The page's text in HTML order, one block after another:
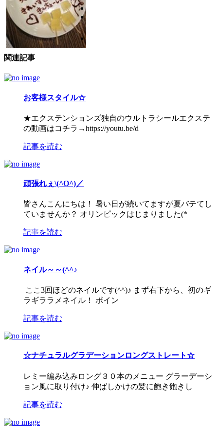
関連記事
お客様スタイル☆
★エクステンションズ独自のウルトラシールエクステ
の動画はコチラ→https://youtu.be/d
記事を読む
頑張れぇ\(^O^)／
皆さんこんにちは！ 暑い日が続いてますが夏バテてし
ていませんか？ オリンピックはじまりました(*
記事を読む
ネイル～～(^^♪
ここ3回ほどのネイルです(^^)♪ まず右下から、初のギ
ラギララメネイル！ ポイン
記事を読む
☆ナチュラルグラデーションロングストレート☆
レミー編み込みロング３０本のメニュー グラーデーシ
ョン風に取り付け♪ 伸ばしかけの髪に飽き飽きし
記事を読む